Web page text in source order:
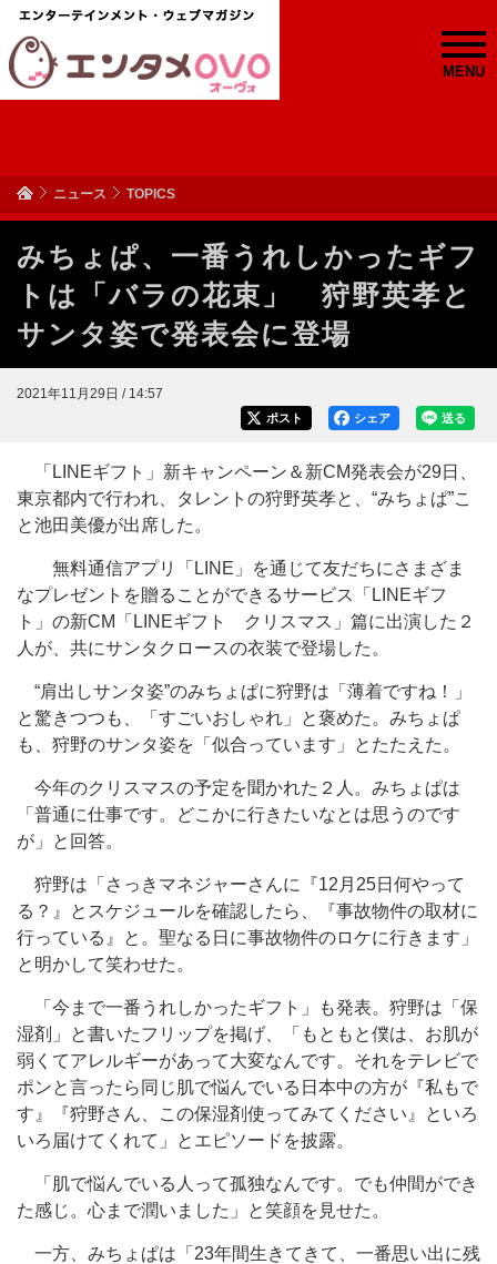
MENU
ニュース TOPICS
みちょぱ、一番うれしかったギフ
トは「バラの花束」 狩野英孝と
サンタ姿で発表会に登場
2021年11月29日 / 14:57
送る
シェア
ポスト
「LINEギフト」新キャンペーン＆新CM発表会が29日、
東京都内で行われ、タレントの狩野英孝と、“みちょぱ”こ
と池田美優が出席した。
無料通信アプリ「LINE」を通じて友だちにさまざま
なプレゼントを贈ることができるサービス「LINEギフ
ト」の新CM「LINEギフト クリスマス」篇に出演した２
人が、共にサンタクロースの衣装で登場した。
“肩出しサンタ姿”のみちょぱに狩野は「薄着ですね！」
と驚きつつも、「すごいおしゃれ」と褒めた。みちょぱ
も、狩野のサンタ姿を「似合っています」とたたえた。
今年のクリスマスの予定を聞かれた２人。みちょぱは
「普通に仕事です。どこかに行きたいなとは思うのです
が」と回答。
狩野は「さっきマネジャーさんに『12月25日何やって
る？』とスケジュールを確認したら、『事故物件の取材に
行っている』と。聖なる日に事故物件のロケに行きます」
と明かして笑わせた。
「今まで一番うれしかったギフト」も発表。狩野は「保
湿剤」と書いたフリップを掲げ、「もともと僕は、お肌が
弱くてアレルギーがあって大変なんです。それをテレビで
ポンと言ったら同じ肌で悩んでいる日本中の方が『私もで
す』『狩野さん、この保湿剤使ってみてください』といろ
いろ届けてくれて」とエピソードを披露。
「肌で悩んでいる人って孤独なんです。でも仲間ができ
た感じ。心まで潤いました」と笑顔を見せた。
一方、みちょぱは「23年間生きてきて、一番思い出に残